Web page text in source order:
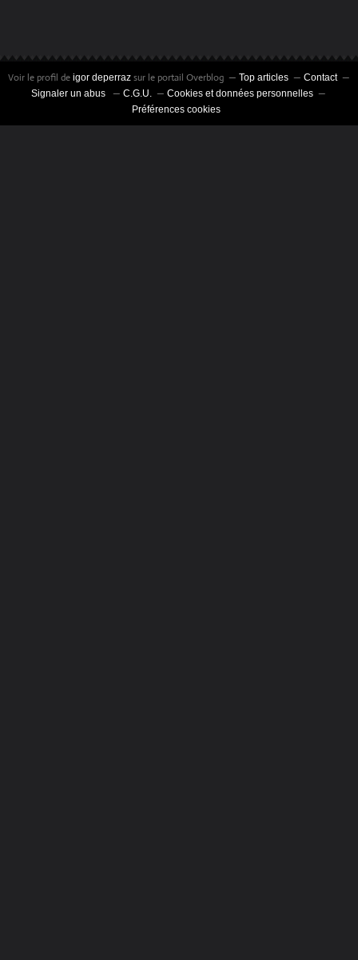
Voir le profil de igor deperraz sur le portail Overblog Top articles
Contact
Signaler un abus
C.G.U.
Cookies et données personnelles
Préférences cookies